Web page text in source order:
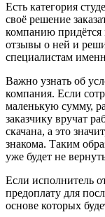
Есть категория
своё решение
компанию придётся
отзывы о ней и
специалистам
Важно узнать об
компания. Если
маленькую сумму,
заказчику вручат
скачана, а это
знакома. Таким
уже будет не
Если исполнитель
предоплату для
основе которых